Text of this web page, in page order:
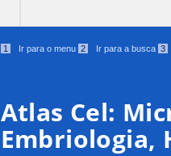
1 Ir para o menu 2 Ir para a busca 3
Atlas Cel:
Embriologia,